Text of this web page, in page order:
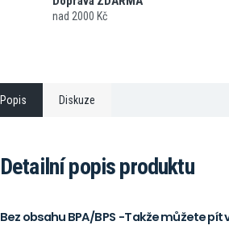
nad 2000 Kč
Popis Diskuze
Detailní popis produktu
Bez obsahu BPA/BPS -Takže můžete